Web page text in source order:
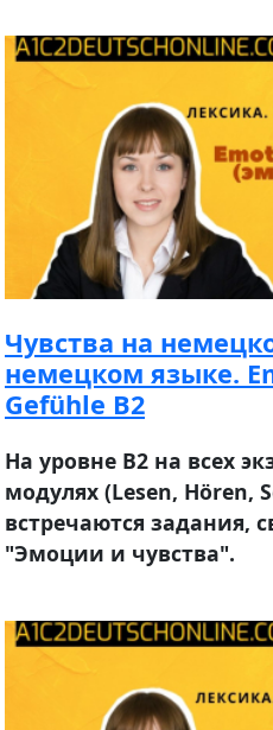
Чувства на
немецком языке.
Gefühle B2
Нa уровне В2 на всех
модулях (Lesen, Hören,
встречаются задания,
"Эмоции и чувства".